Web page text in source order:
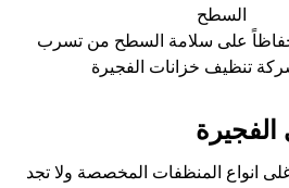
السطح
على سلامة السطح من تسرب
شركة تنظيف خزانات الفجيرة
انواع المنظفات المخصصة ولا تجد